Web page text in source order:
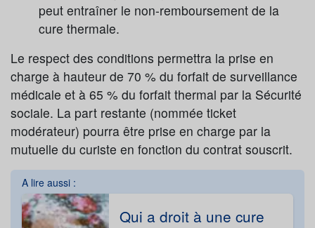
peut entraîner le non-remboursement de la
cure thermale.
Le respect des conditions permettra la prise en
charge à hauteur de 70 % du forfait de surveillance
médicale et à 65 % du forfait thermal par la Sécurité
sociale. La part restante (nommée ticket
modérateur) pourra être prise en charge par la
mutuelle du curiste en fonction du contrat souscrit.
A lire aussi :
Qui a droit à une cure